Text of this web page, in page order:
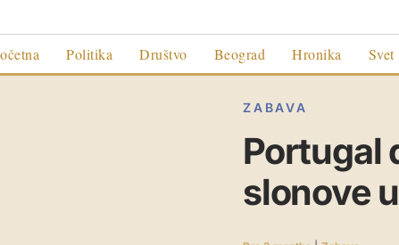
Politika Društvo Beograd Hronika Svet
ZABAVA
Portugal
slonove